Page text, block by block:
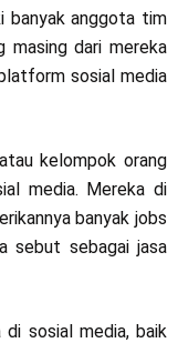
banyak anggota tim
masing dari mereka
sosial media
kelompok orang
media. Mereka di
banyak jobs
sebut sebagai jasa
sosial media, baik